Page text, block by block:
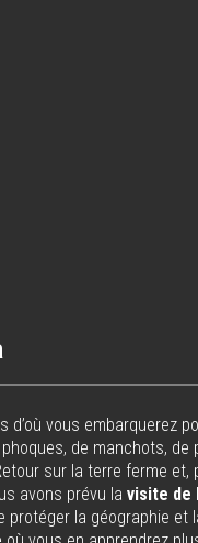
vous embarquerez
de manchots, de
sur la terre ferme et,
avons prévu la visite de
protéger la géographie et